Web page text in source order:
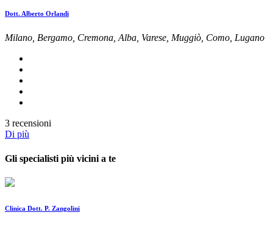
Dott. Alberto Orlandi
Milano, Bergamo, Cremona, Alba, Varese, Muggiò, Como, Lugano
3 recensioni
Di più
Gli specialisti più vicini a te
Clinica Dott. P. Zangolini